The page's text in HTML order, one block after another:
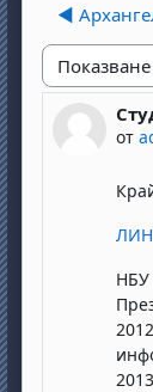
◀︎
Начин на
от
НБУ